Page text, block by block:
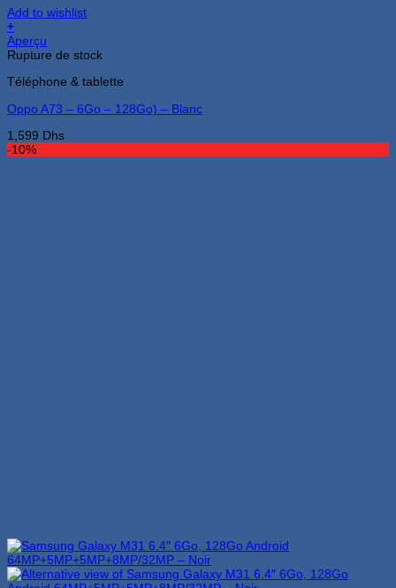
Add to wishlist
+
Aperçu
Rupture de stock
Téléphone & tablette
Oppo A73 – 6Go – 128Go) – Blanc
1,599 Dhs
-10%